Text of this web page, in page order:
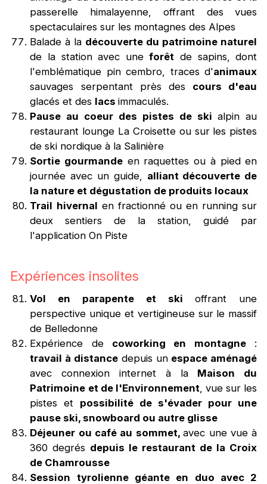
passerelle himalayenne, offrant des vues
spectaculaires sur les montagnes des Alpes
Balade à la découverte du patrimoine naturel
de la station avec uneforêt de sapins, dont
l'emblématique pin cembro, traces d'animaux
sauvages serpentant près des cours d'eau
glacés et des lacsimmaculés.
Pause au coeur des pistes de ski alpin au
restaurant lounge La Croisette ou sur les pistes
de ski nordique à la Salinière
Sortie gourmande en raquettes ou à pied en
journée avec un guide, alliant découverte de
la nature et dégustation de produits locaux
Trail hivernal en fractionné ou en running sur
deux sentiers de la station, guidé par
l'application On Piste
Expériences insolites
Vol en parapente et ski offrant une
perspective unique et vertigineuse sur le massif
de Belledonne
Expérience de coworking en montagne:
travail à distance depuis un espace aménagé
avec connexion internet à la Maison du
Patrimoine et de l'Environnement , vue sur les
pistes et possibilité de s'évader pour une
pause ski, snowboard ou autre glisse
Déjeuner ou café au sommet,avec une vue à
360 degrés depuis le restaurant de la Croix
de Chamrousse
Session tyrolienne géante en duo avec 2